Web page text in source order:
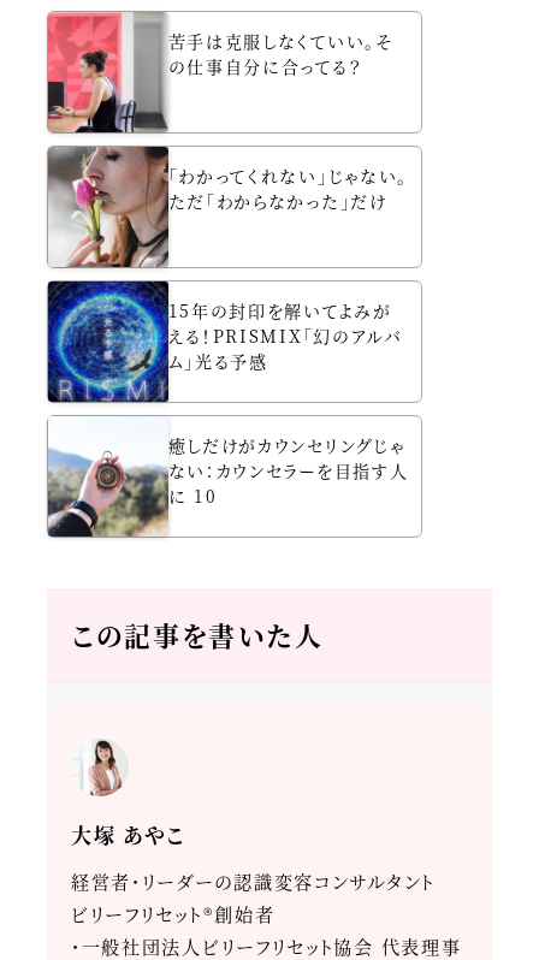
苦手は克服しなくていい。そ
の仕事自分に合ってる？
「わかってくれない」じゃない。
ただ「わからなかった」だけ
15年の封印を解いてよみが
える！PRISMIX「幻のアルバ
ム」光る予感
癒しだけがカウンセリングじゃ
ない：カウンセラーを目指す人
に 10
この記事を書いた人
大塚 あやこ
経営者・リーダーの認識変容コンサルタント
ビリーフリセット®創始者
・一般社団法人ビリーフリセット協会 代表理事